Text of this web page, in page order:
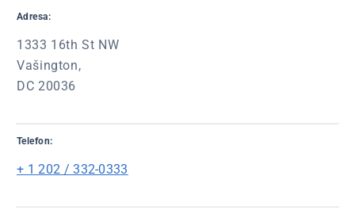
Adresa:
1333 16th St NW
Vašington,
DC 20036
Telefon:
+ 1 202 / 332-0333